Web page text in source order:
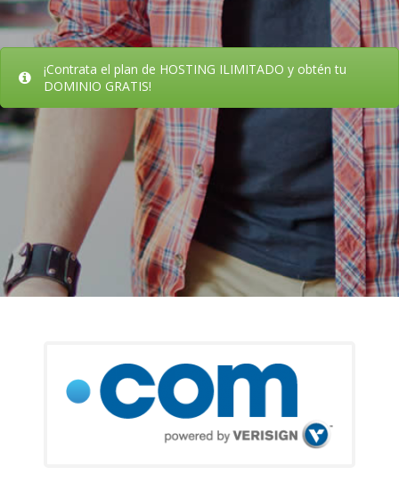
¡Contrata el plan de HOSTING ILIMITADO y obtén tu
DOMINIO GRATIS!